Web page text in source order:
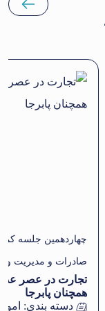
چهاردهمین جلسه
صادرات و مدیریت
اصفهان برگزار شد
تجارت در عصر
همچنان پابرجا
دسته بندی: